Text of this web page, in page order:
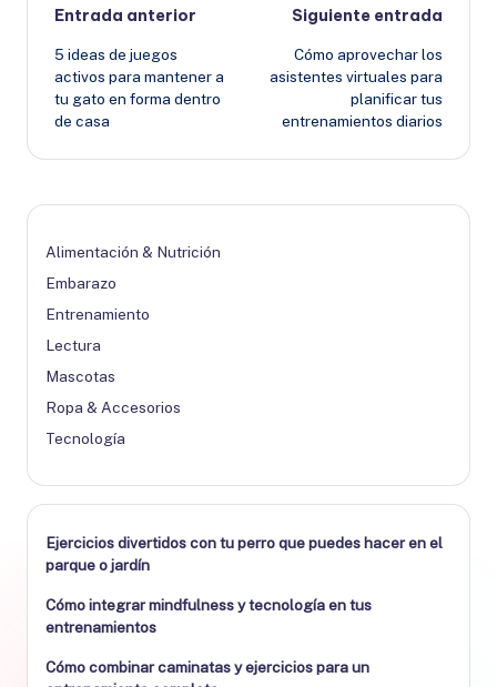
Navegación
de
entradas
Entrada anterior
5 ideas de juegos
activos para mantener a
tu gato en forma dentro
de casa
Siguiente entrada
Cómo aprovechar los
asistentes virtuales para
planificar tus
entrenamientos diarios
Alimentación & Nutrición
Embarazo
Entrenamiento
Lectura
Mascotas
Ropa & Accesorios
Tecnología
Ejercicios divertidos con tu perro que puedes hacer en el
parque o jardín
Cómo integrar mindfulness y tecnología en tus
entrenamientos
Cómo combinar caminatas y ejercicios para un